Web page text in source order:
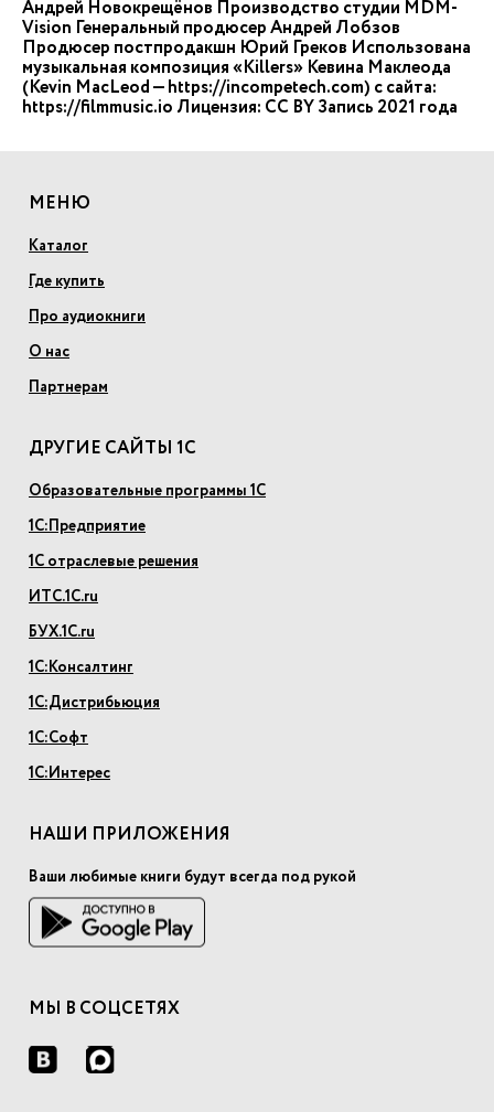
Андрей Новокрещёнов Производство студии MDM-
Vision Генеральный продюсер Андрей Лобзов
Продюсер постпродакшн Юрий Греков Использована
музыкальная композиция «Killers» Кевина Маклеода
(Kevin MacLeod — https://incompetech.com) с сайта:
https://filmmusic.io Лицензия: CC BY Запись 2021 года
МЕНЮ
Каталог
Где купить
Про аудиокниги
О нас
Партнерам
ДРУГИЕ САЙТЫ 1С
Образовательные программы 1С
1С:Предприятие
1С отраслевые решения
ИТС.1С.ru
БУХ.1С.ru
1С:Консалтинг
1С:Дистрибьюция
1С:Софт
1С:Интерес
НАШИ ПРИЛОЖЕНИЯ
Ваши любимые книги будут всегда под рукой
МЫ В СОЦСЕТЯХ